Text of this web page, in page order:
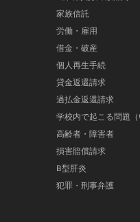
家族信託
労働・雇用
借金・破産
個人再生手続
貸金返還請求
過払金返還請求
学校内で起こる問題（
高齢者・障害者
損害賠償請求
B型肝炎
犯罪・刑事弁護